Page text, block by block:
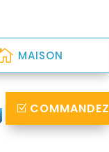
MAISON
COMMANDEZ